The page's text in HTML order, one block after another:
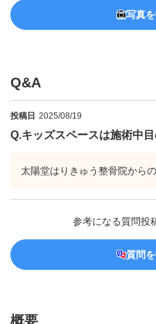
写真
Q&A
投稿日 2025/08/19
Q.キッズスペースは施術中
太陽堂はりきゅう整骨院から
参考になる質問投
質問
概要